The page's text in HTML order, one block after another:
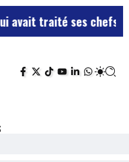
ses chefs de “chiens”